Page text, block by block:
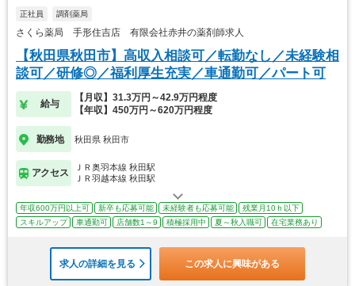
正社員 調剤薬局
さくら薬局 手形住吉店 有限会社赤井の薬剤師求人
【秋田県秋田市】高収入相談可／転勤なし／未経験相
談可／研修◎／福利厚生充実／車通勤可／パート可
給与
【月収】31.3万円～42.9万円程度
【年収】450万円～620万円程度
勤務地 秋田県 秋田市
アクセス
ＪＲ奥羽本線 秋田駅
ＪＲ羽越本線 秋田駅
年収600万円以上可 新卒も応募可能 未経験者も応募可能
残業月10ｈ以下
スキルアップ
車通勤可 店舗数1～9 積極採用中 夏～秋入職可 在宅業務あり
求人の詳細を見る この求人に興味がある